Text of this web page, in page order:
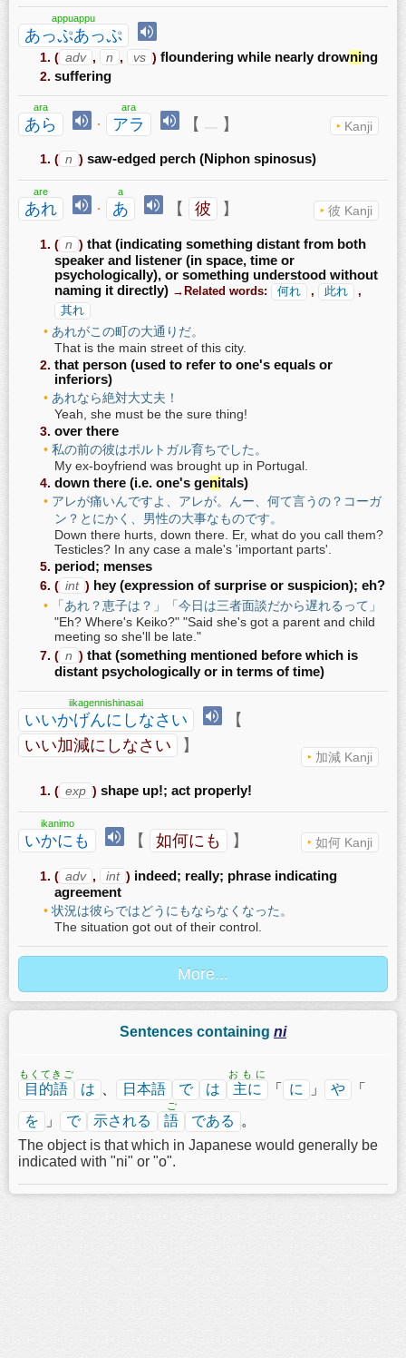
あっぷあっぷ
appuappu
( adv , n , vs ) floundering while nearly drowning
suffering
あら
ara
· アラ
ara
【 】 Kanji
( n ) saw-edged perch (Niphon spinosus)
あれ
are
· あ
a
【 彼 】 彼 Kanji
( n ) that (indicating something distant from both
speaker and listener (in space, time or
psychologically), or something understood without
naming it directly) →Related words: 何れ , 此れ
,
其れ
あれがこの町の大通りだ。
That is the main street of this city.
that person (used to refer to one's equals or
inferiors)
あれなら絶対大丈夫！
Yeah, she must be the sure thing!
over there
私の前の彼はポルトガル育ちでした。
My ex-boyfriend was brought up in Portugal.
down there (i.e. one's genitals)
アレが痛いんですよ、アレが。んー、何て言うの？コーガ
ン？とにかく、男性の大事なものです。
Down there hurts, down there. Er, what do you call them?
Testicles? In any case a male's 'important parts'.
period; menses
( int ) hey (expression of surprise or suspicion); eh?
「あれ？恵子は？」「今日は三者面談だから遅れるって」
"Eh? Where's Keiko?" "Said she's got a parent and child
meeting so she'll be late."
( n ) that (something mentioned before which is
distant psychologically or in terms of time)
いいかげんにしなさい
iikagennishinasai
【
いい加減にしなさい
】
加減 Kanji
( exp ) shape up!; act properly!
いかにも
ikanimo
【 如何にも 】 如何 Kanji
( adv , int ) indeed; really; phrase indicating
agreement
状況は彼らではどうにもならなくなった。
The situation got out of their control.
Sentences containing ni
目的語
もくてきご
は 日本語 で は 主に
おもに
「 に 」 や 「
を 」 で 示される 語
ご
である
。
The object is that which in Japanese would generally be
indicated with "ni" or "o".